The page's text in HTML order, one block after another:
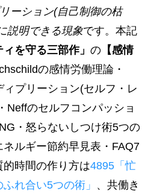
ーション(自己制御の枯
説明できる現象です。本記
を守る三部作」 の【感情
の感情労働理論・
プリーション(セルフ・レ
Neffのセルフコンパッショ
・怒らないしつけ術5つの
ルギー節約早見表・FAQ7
時間の作り方は4895「忙
れ合い5つの術」 、共働き